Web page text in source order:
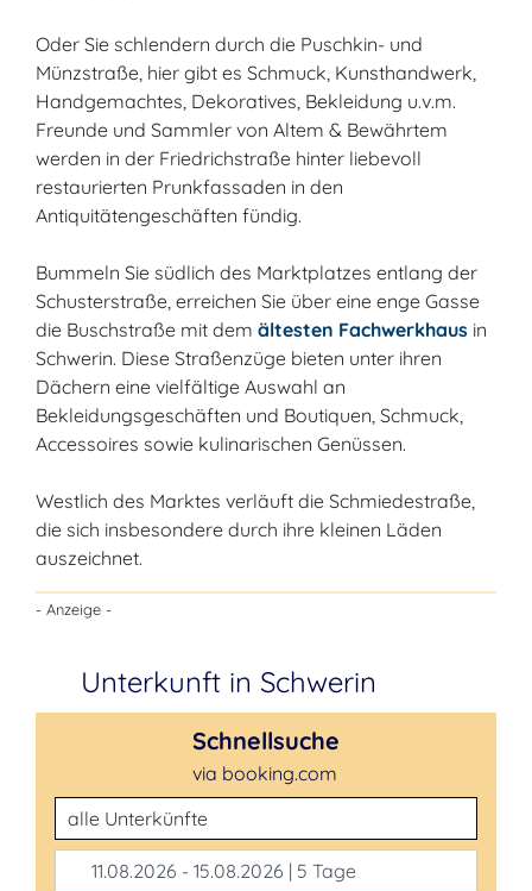
Oder Sie schlendern durch die Puschkin- und
Münzstraße, hier gibt es Schmuck, Kunsthandwerk,
Handgemachtes, Dekoratives, Bekleidung u.v.m.
Freunde und Sammler von Altem & Bewährtem
werden in der Friedrichstraße hinter liebevoll
restaurierten Prunkfassaden in den
Antiquitätengeschäften fündig.
Bummeln Sie südlich des Marktplatzes entlang der
Schusterstraße, erreichen Sie über eine enge Gasse
die Buschstraße mit dem ältesten Fachwerkhaus in
Schwerin. Diese Straßenzüge bieten unter ihren
Dächern eine vielfältige Auswahl an
Bekleidungsgeschäften und Boutiquen, Schmuck,
Accessoires sowie kulinarischen Genüssen.
Westlich des Marktes verläuft die Schmiedestraße,
die sich insbesondere durch ihre kleinen Läden
auszeichnet.
- Anzeige -
Unterkunft in Schwerin
Schnellsuche
via booking.com
Unterkunftsart
11.08.2026 - 15.08.2026 | 5 Tage